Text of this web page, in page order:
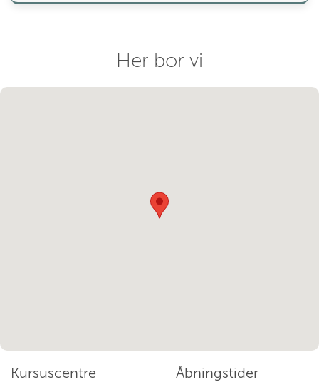
Her bor vi
Kursuscentre Åbningstider